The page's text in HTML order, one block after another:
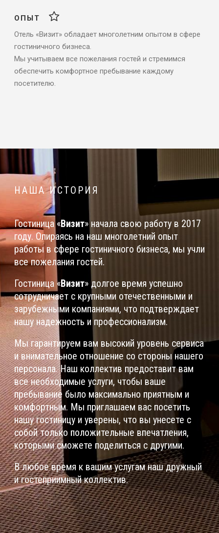
ОПЫТ
Отель «Визит» обладает многолетним опытом в сфере
гостиничного бизнеса.
Мы учитываем все пожелания гостей и стремимся
обеспечить комфортное пребывание каждому
посетителю.
НАША ИСТОРИЯ
Гостиница «Визит» начала свою работу в 2017
году. Опираясь на наш многолетний опыт
работы в сфере гостиничного бизнеса, мы учли
все пожелания гостей.
Гостиница «Визит» долгое время успешно
сотрудничает с крупными отечественными и
зарубежными компаниями, что подтверждает
нашу надежность и профессионализм.
Мы гарантируем вам высокий уровень сервиса
и внимательное отношение со стороны нашего
персонала. Наш коллектив предоставит вам
все необходимые услуги, чтобы ваше
пребывание было максимально приятным и
комфортным. Мы приглашаем вас посетить
нашу гостиницу и уверены, что вы унесете с
собой только положительные впечатления,
которыми сможете поделиться с другими.
В любое время к вашим услугам наш дружный
и гостеприимный коллектив.